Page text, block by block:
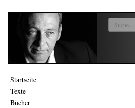
Startseite
Texte
Bücher